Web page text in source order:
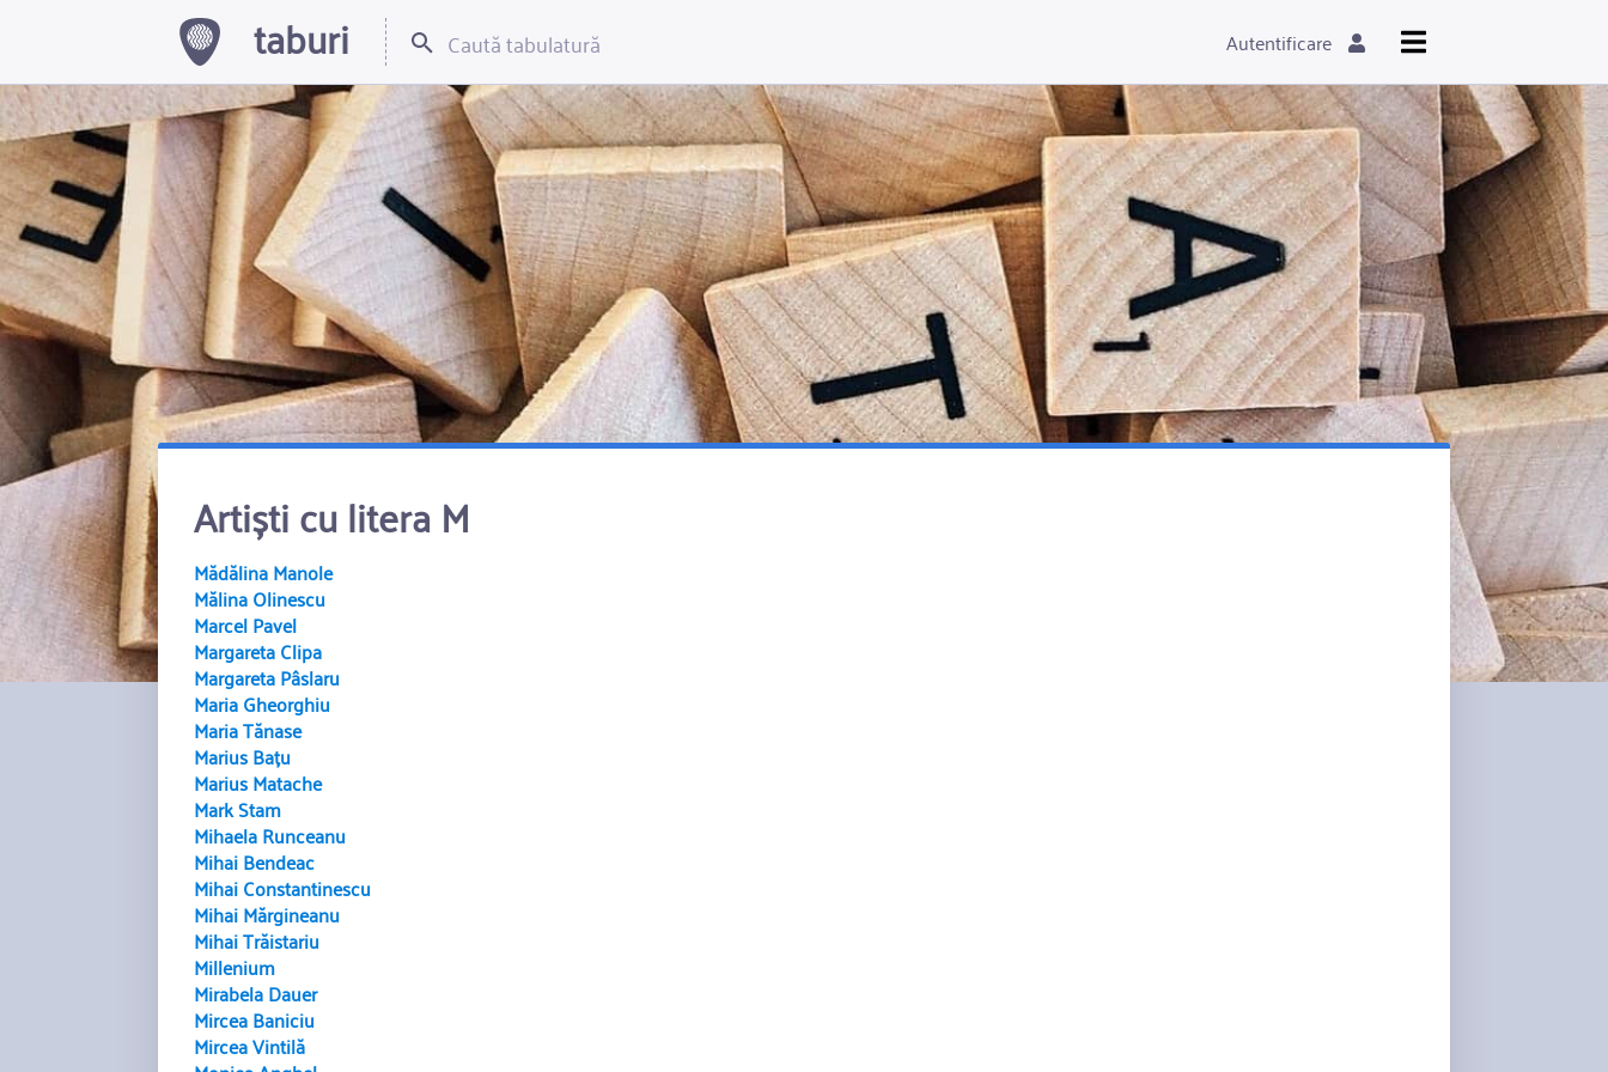
taburi Autentificare
Artiști cu litera M
Mădălina Manole
Mălina Olinescu
Marcel Pavel
Margareta Clipa
Margareta Pâslaru
Maria Gheorghiu
Maria Tănase
Marius Bațu
Marius Matache
Mark Stam
Mihaela Runceanu
Mihai Bendeac
Mihai Constantinescu
Mihai Mărgineanu
Mihai Trăistariu
Millenium
Mirabela Dauer
Mircea Baniciu
Mircea Vintilă